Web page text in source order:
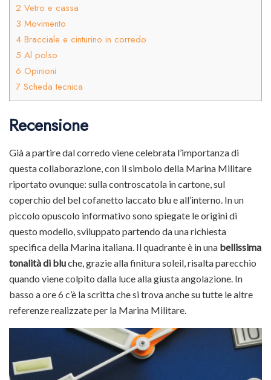
2 Vetro e cassa
3 Movimento
4 Bracciale e cinturino in corredo
5 Al polso
6 Opinioni
7 Scheda tecnica
Recensione
Già a partire dal corredo viene celebrata l’importanza di
questa collaborazione, con il simbolo della Marina Militare
riportato ovunque: sulla controscatola in cartone, sul
coperchio del bel cofanetto laccato blu e all’interno. In un
piccolo opuscolo informativo sono spiegate le origini di
questo modello, sviluppato partendo da una richiesta
specifica della Marina italiana. Il quadrante è in una bellissima
tonalità di bluche, grazie alla finitura soleil, risalta parecchio
quando viene colpito dalla luce alla giusta angolazione. In
basso a ore 6 c’è la scritta che si trova anche su tutte le altre
referenze realizzate per la Marina Militare.